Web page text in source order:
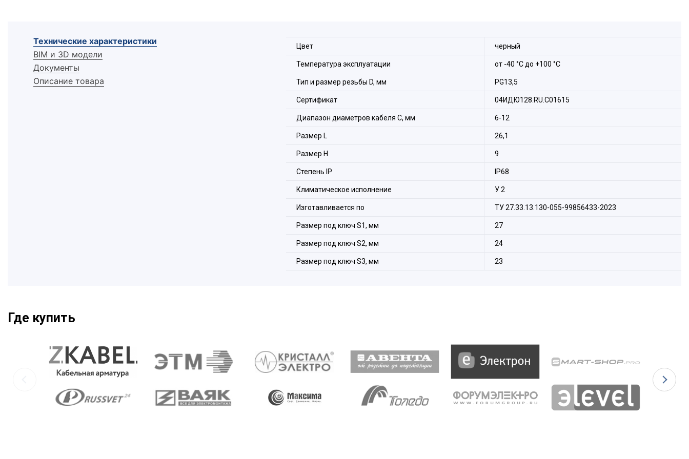
Технические характеристики
BIM и 3D модели
Документы
Описание товара
Цвет черный
Температура эксплуатации от -40 °С до +100 °С
Тип и размер резьбы D, мм PG13,5
Сертификат 04ИДЮ128.RU.С01615
Диапазон диаметров кабеля С, мм 6-12
Размер L 26,1
Размер H 9
Степeнь IP IP68
Климатическое исполнение У 2
Изготавливается по ТУ 27.33.13.130-055-99856433-2023
Размер под ключ S1, мм 27
Размер под ключ S2, мм 24
Размер под ключ S3, мм 23
Где купить